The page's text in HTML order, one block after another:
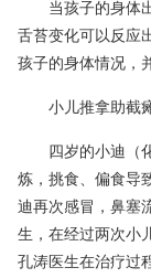
当孩子的身体
舌苔变化可以反应
孩子的身体情况，
小儿推拿助截
四岁的小迪（
炼，挑食、偏食导
迪再次感冒，鼻塞
生，在经过两次小
孔涛医生在治疗过